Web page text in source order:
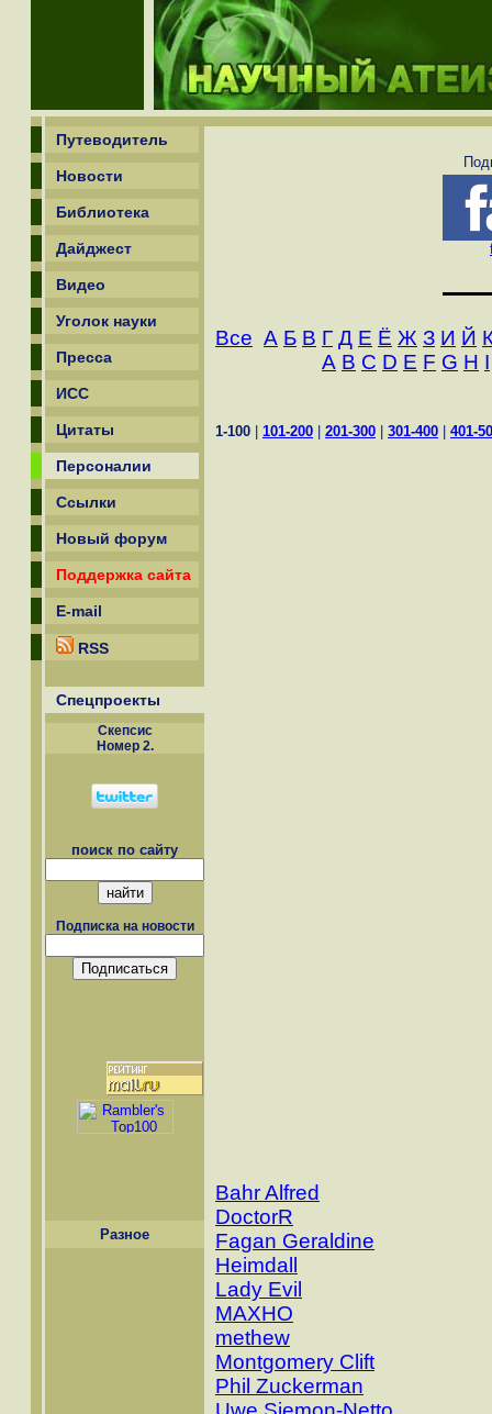
Путеводитель
Новости
Библиотека
Дайджест
Видео
Уголок науки
Пресса
ИСС
Цитаты
Персоналии
Ссылки
Новый форум
Поддержка сайта
E-mail
RSS
Спецпроекты
Скепсиc
Номер 2.
поиск по сайту
Подписка на новости
Разное
Все А Б В Г Д Е Ё Ж З И Й
A B C D E F G H I
1-100 101-200 201-300 301-400 401-
Bahr Alfred
DoctorR
Fagan Geraldine
Heimdall
Lady Evil
MAXHO
methew
Montgomery Clift
Phil Zuckerman